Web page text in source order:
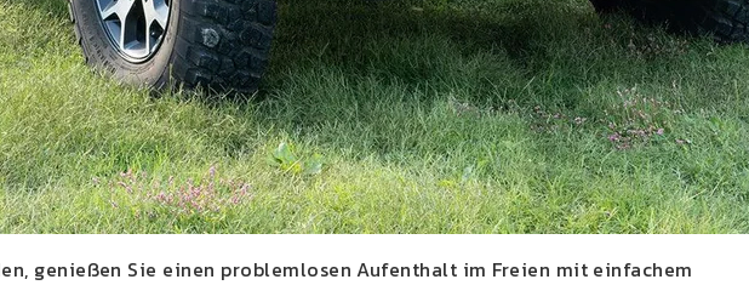
genießen Sie einen problemlosen Aufenthalt im Freien mit einfachem